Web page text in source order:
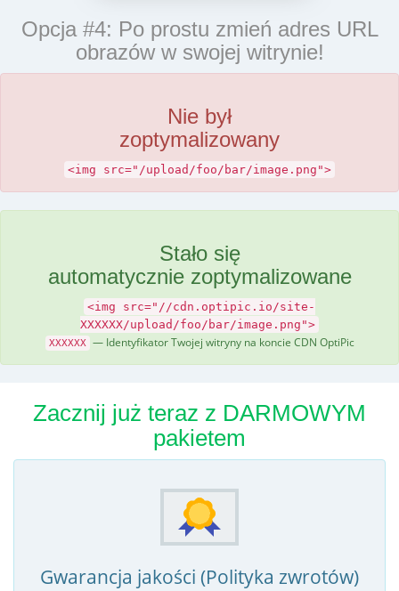
Opcja #4: Po prostu zmień adres URL
obrazów w swojej witrynie!
Nie był
zoptymalizowany
<img src="/upload/foo/bar/image.png">
Stało się
automatycznie zoptymalizowane
<img src="//cdn.optipic.io/site-
XXXXXX/upload/foo/bar/image.png">
XXXXXX — Identyfikator Twojej witryny na koncie CDN OptiPic
Zacznij już teraz z DARMOWYM
pakietem
Gwarancja jakości (Polityka zwrotów)